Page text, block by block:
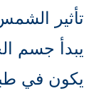
تأثير
يبدأ جسم
يكون في